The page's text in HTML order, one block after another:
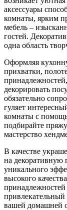
аксессуары
комнаты, ярким
мебель –
гостей.
одна область
Оформляя
прихватки,
декорировать
обязательно
гуляет
комнаты с
подбирайте
мастерство
В качестве
на декоративную
уникального
высокого
привлекательный
вашей домашней